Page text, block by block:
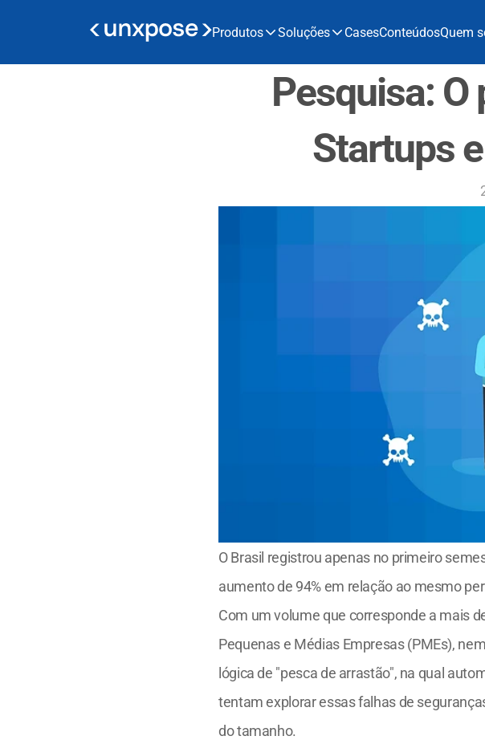
Produtos Soluções CasesConteúdosQuem
Pesquisa: O
Startups
O Brasil registrou apenas no primeiro
aumento de 94% em relação ao mesmo
Com um volume que corresponde a mais
Pequenas e Médias Empresas (PMEs),
lógica de "pesca de arrastão", na qual
tentam explorar essas falhas de
do tamanho.